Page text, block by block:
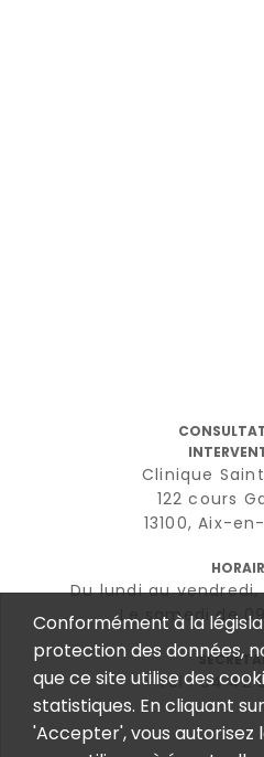
Clinique
122 cours
13100, Aix-
Du lundi au
Le samedi de
Tél : 04 42
Conformément à la
protection des données,
que ce site utilise des
statistiques. En cliquant
'Accepter', vous autorisez